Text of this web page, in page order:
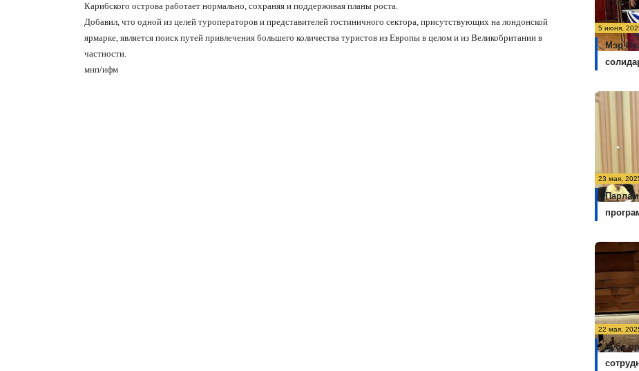
Карибского острова работает нормально, сохраняя и поддерживая планы роста.
Добавил, что одной из целей туроператоров и представителей гостиничного сектора, присутствующих на лондонской
ярмарке, является поиск путей привлечения большего количества туристов из Европы в целом и из Великобритании в
частности.
мнп/ифм
5 июня,
Мэр
23 мая,
22 мая,
Куба